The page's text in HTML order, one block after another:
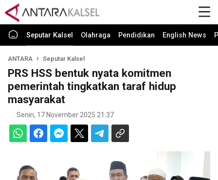
Seputar Kalsel Olahraga Pendidikan English News
ANTARA Seputar Kalsel
PRS HSS bentuk nyata komitmen
pemerintah tingkatkan taraf hidup
masyarakat
Senin, 17 November 2025 21:37